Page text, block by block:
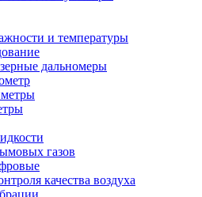
и температуры
дальномеры
газов
качества воздуха